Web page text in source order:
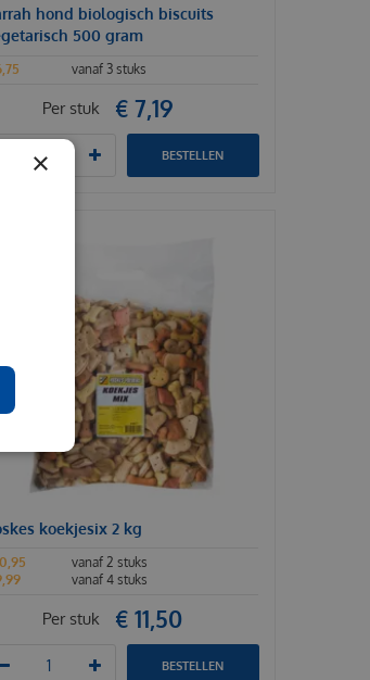
hond biologisch biscuits
500 gram
vanaf 3 stuks
,75
€ 7,19
Per stuk
BESTELLEN
koekjesix 2 kg
vanaf 2 stuks
95
vanaf 4 stuks
,99
€ 11,50
Per stuk
BESTELLEN
×